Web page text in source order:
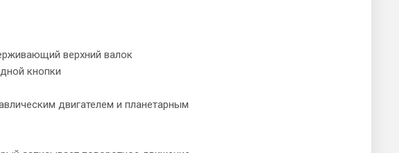
верхний валок
кнопки
двигателем и планетарным